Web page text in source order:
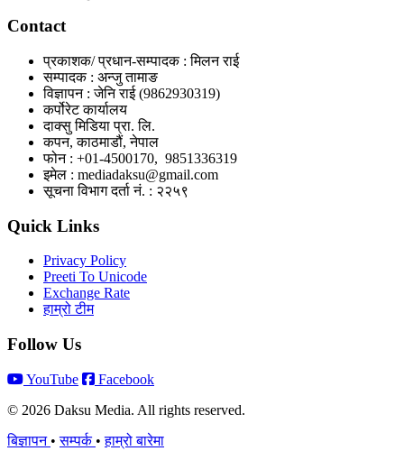
Contact
प्रकाशक/ प्रधान-सम्पादक : मिलन राई
सम्पादक : अन्जु तामाङ
विज्ञापन : जेनि राई (9862930319)
कर्पोरेट कार्यालय
दाक्सु मिडिया प्रा. लि.
कपन, काठमाडौं, नेपाल
फोन : +01-4500170, 9851336319
इमेल : mediadaksu@gmail.com
सूचना विभाग दर्ता नं. : २२५९
Quick Links
Privacy Policy
Preeti To Unicode
Exchange Rate
हाम्रो टीम
Follow Us
YouTube
Facebook
© 2026 Daksu Media. All rights reserved.
बिज्ञापन • सम्पर्क • हाम्रो बारेमा